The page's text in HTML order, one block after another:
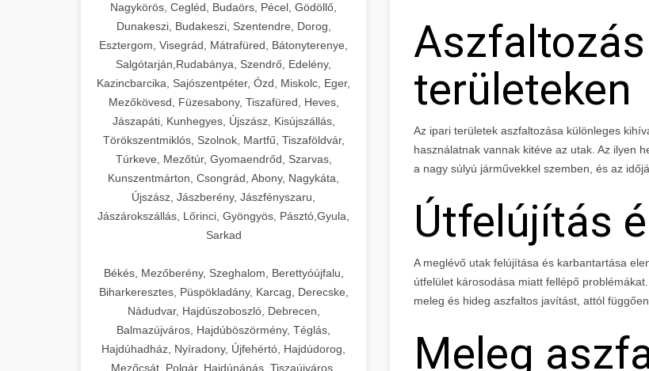
Nagykörös, Cegléd, Budaörs, Pécel, Gödöllő,
Dunakeszi, Budakeszi, Szentendre, Dorog,
Esztergom, Visegrád, Mátrafüred, Bátonyterenye,
Salgótarján,Rudabánya, Szendrő, Edelény,
Kazincbarcika, Sajószentpéter, Ózd, Miskolc, Eger,
Mezőkövesd, Füzesabony, Tiszafüred, Heves,
Jászapáti, Kunhegyes, Újszász, Kisújszállás,
Törökszentmiklós, Szolnok, Martfű, Tiszaföldvár,
Túrkeve, Mezőtúr, Gyomaendrőd, Szarvas,
Kunszentmárton, Csongrád, Abony, Nagykáta,
Újszász, Jászberény, Jászfényszaru,
Jászárokszállás, Lőrinci, Gyöngyös, Pásztó,Gyula,
Sarkad
Békés, Mezőberény, Szeghalom, Berettyóújfalu,
Biharkeresztes, Püspökladány, Karcag, Derecske,
Nádudvar, Hajdúszoboszló, Debrecen,
Balmazújváros, Hajdúböszörmény, Téglás,
Hajdúhadház, Nyíradony, Újfehértó, Hajdúdorog,
Mezőcsát, Polgár, Hajdúnánás, Tiszaújváros,
területeken
Az ipari területek aszfaltozása különleges
használatnak vannak kitéve az utak. Az ilyen
a nagy súlyú járművekkel szemben, és az
Útfelújítás
A meglévő utak felújítása és karbantartása
útfelület károsodása miatt fellépő
meleg és hideg aszfaltos javítást, attól
Meleg